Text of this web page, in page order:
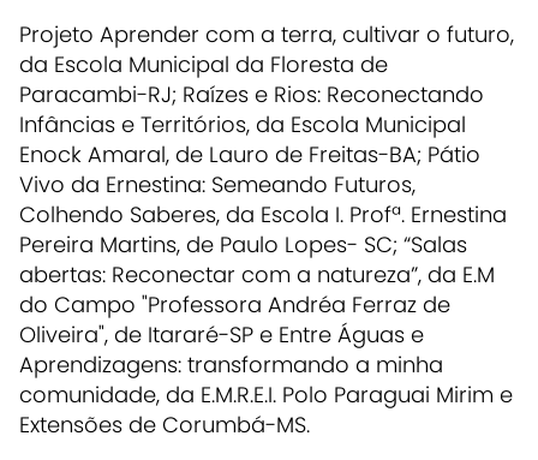
Projeto Aprender com a terra, cultivar o futuro,
da Escola Municipal da Floresta de
Paracambi-RJ; Raízes e Rios: Reconectando
Infâncias e Territórios, da Escola Municipal
Enock Amaral, de Lauro de Freitas-BA; Pátio
Vivo da Ernestina: Semeando Futuros,
Colhendo Saberes, da Escola I. Profª. Ernestina
Pereira Martins, de Paulo Lopes- SC; “Salas
abertas: Reconectar com a natureza”, da E.M
do Campo "Professora Andréa Ferraz de
Oliveira", de Itararé-SP e Entre Águas e
Aprendizagens: transformando a minha
comunidade, da E.M.R.E.I. Polo Paraguai Mirim e
Extensões de Corumbá-MS.